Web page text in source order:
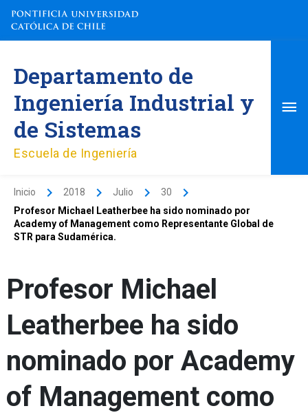
contenido
Departamento de
Ingeniería Industrial y
de Sistemas
Escuela de Ingeniería
Inicio 2018 Julio
30
Profesor Michael Leatherbee ha sido nominado por
Academy of Management como Representante Global de
STR para Sudamérica.
Profesor Michael
Leatherbee ha sido
nominado por Academy
of Management como